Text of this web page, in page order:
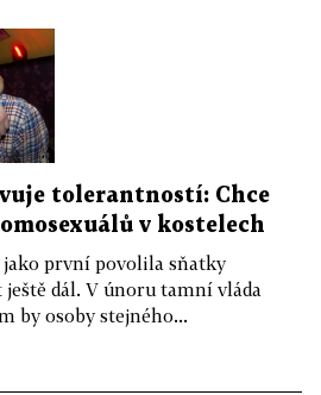
tolerantností: Chce
v kostelech
jako první povolila sňatky
dál. V únoru tamní vláda
by osoby stejného...